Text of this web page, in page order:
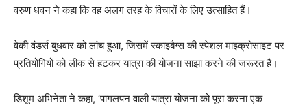
वरुण धवन ने कहा कि वह अलग तरह के विचारों के लिए उत्साहित हैं।
वेकी वंडर्स बुधवार को लांच हुआ, जिसमें स्काइबैग्स की स्पेशल माइक्रोसाइट पर
प्रतियोगियों को लीक से हटकर यात्रा की योजना साझा करने की जरूरत है।
डिशूम अभिनेता ने कहा, ‘पागलपन वाली यात्रा योजना को पूरा करना एक